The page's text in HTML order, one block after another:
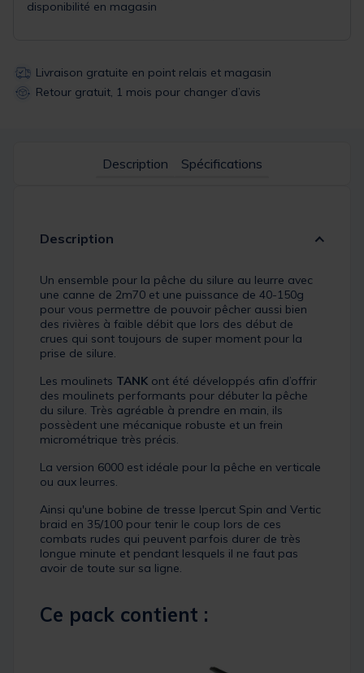
disponibilité en magasin
Livraison gratuite en point relais et magasin
Retour gratuit, 1 mois pour changer d’avis
Description Spécifications
Description
Un ensemble pour la pêche du silure au leurre avec
une canne de 2m70 et une puissance de 40-150g
pour vous permettre de pouvoir pêcher aussi bien
des rivières à faible débit que lors des début de
crues qui sont toujours de super moment pour la
prise de silure.
Les moulinets TANK ont été développés afin d’offrir
des moulinets performants pour débuter la pêche
du silure. Très agréable à prendre en main, ils
possèdent une mécanique robuste et un frein
micrométrique très précis.
La version 6000 est idéale pour la pêche en verticale
ou aux leurres.
Ainsi qu'une bobine de tresse Ipercut Spin and Vertic
braid en 35/100 pour tenir le coup lors de ces
combats rudes qui peuvent parfois durer de très
longue minute et pendant lesquels il ne faut pas
avoir de toute sur sa ligne.
Ce pack contient :